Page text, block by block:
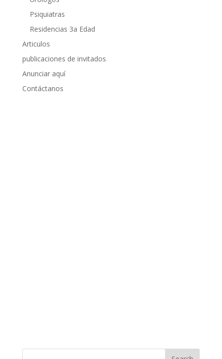
Psiquiatras
Residencias 3a Edad
Articulos
publicaciones de invitados
Anunciar aquí
Contáctanos